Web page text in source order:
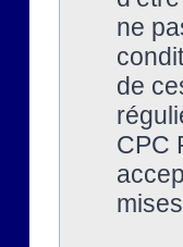
ne
de
CPC